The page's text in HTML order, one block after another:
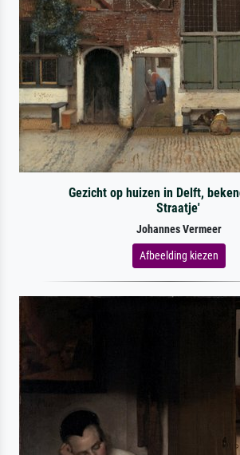
Gezicht op huizen in Delft,
Straatje'
Johannes Vermeer
Afbeelding kiezen